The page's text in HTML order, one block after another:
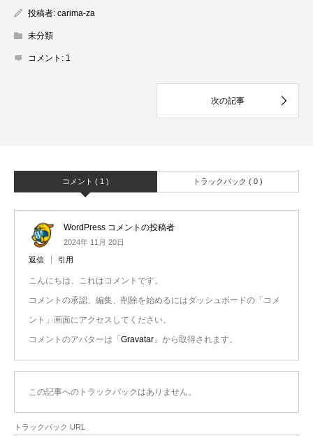
投稿者: carima-za
未分類
コメント: 1
コメント ( 1 ) トラックバック ( 0 )
WordPress コメントの投稿者
2024年 11月 20日
返信 引用
こんにちは、これはコメントです。
コメントの承認、編集、削除を始めるにはダッシュボードの「コメ
ント」画面にアクセスしてください。
コメントのアバターは「Gravatar 」から取得されます。
この記事へのトラックバックはありません。
トラックバック URL